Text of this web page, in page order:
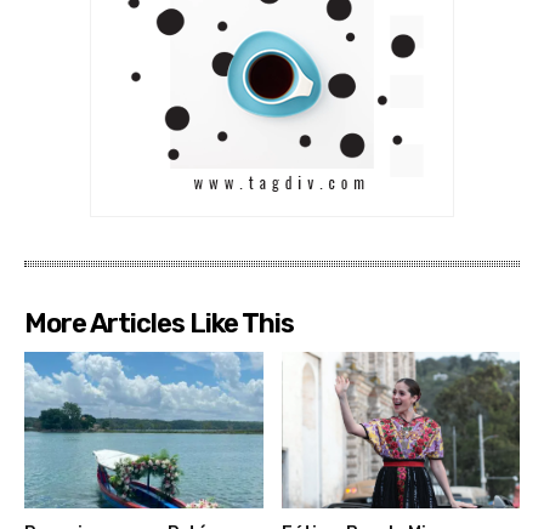
More Articles Like This